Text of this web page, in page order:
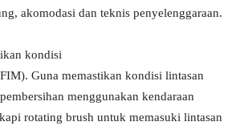
akomodasi dan teknis penyelenggaraan.
kondisi
Guna memastikan kondisi lintasan
menggunakan kendaraan
rotating brush untuk memasuki lintasan